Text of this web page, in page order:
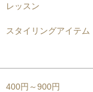
レッスン
スタイリングアイテム
400円～900円